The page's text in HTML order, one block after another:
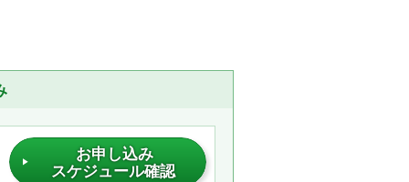
お申し込み
スケジュール確認